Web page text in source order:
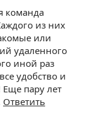
команда
из них
или
удаленного
иной раз
удобство и
Еще пару лет
Ответить